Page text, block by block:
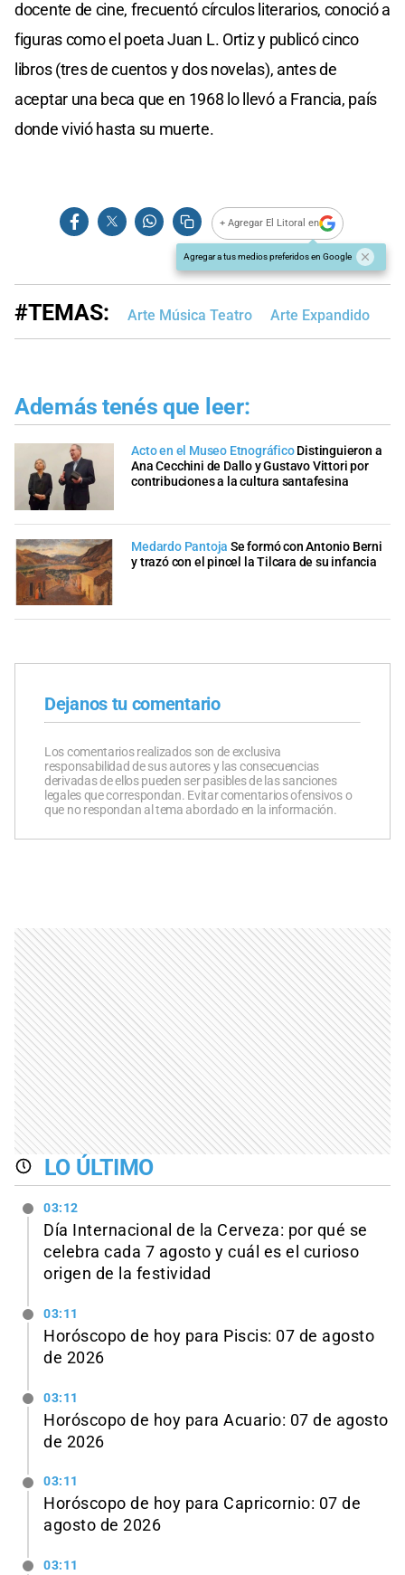
docente de cine, frecuentó círculos literarios, conoció a
figuras como el poeta Juan L. Ortiz y publicó cinco
libros (tres de cuentos y dos novelas), antes de
aceptar una beca que en 1968 lo llevó a Francia, país
donde vivió hasta su muerte.
+ Agregar El Litoral en
Agregar a tus medios preferidos en Google
#TEMAS: Arte Música Teatro Arte Expandido
Además tenés que leer:
Acto en el Museo EtnográficoDistinguieron a
Ana Cecchini de Dallo y Gustavo Vittori por
contribuciones a la cultura santafesina
Medardo Pantoja Se formó con Antonio Berni
y trazó con el pincel la Tilcara de su infancia
Dejanos tu comentario
Los comentarios realizados son de exclusiva
responsabilidad de sus autores y las consecuencias
derivadas de ellos pueden ser pasibles de las sanciones
legales que correspondan. Evitar comentarios ofensivos o
que no respondan al tema abordado en la información.
LO ÚLTIMO
03:12
Día Internacional de la Cerveza: por qué se
celebra cada 7 agosto y cuál es el curioso
origen de la festividad
03:11
Horóscopo de hoy para Piscis: 07 de agosto
de 2026
03:11
Horóscopo de hoy para Acuario: 07 de agosto
de 2026
03:11
Horóscopo de hoy para Capricornio: 07 de
agosto de 2026
03:11